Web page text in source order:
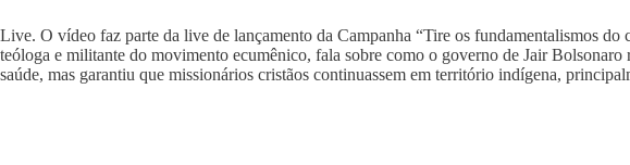
Live. O vídeo faz parte da live de lançamento da Campanha “Tire os fundamentalismos
teóloga e militante do movimento ecumênico, fala sobre como o governo de Jair
saúde, mas garantiu que missionários cristãos continuassem em território indígena,